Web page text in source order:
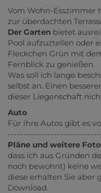
Vom Wohn-Esszimmer
zur überdachten
Der Garten bietet
Pool aufzuztellen oder
Fleckchen Grün mit
Fernblick zu genießen.
Was soll ich lange
selbst an. Einen
dieser Liegenschaft
Auto
Für Ihre Autos gibt es
Pläne und weitere
dass ich aus Gründen
noch bewohnt) keine
diese erhalten Sie aber
Download.